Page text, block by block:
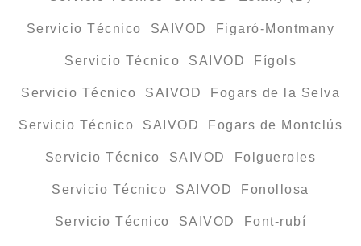
Servicio Técnico SAIVOD Figaró-Montmany
Servicio Técnico SAIVOD Fígols
Servicio Técnico SAIVOD Fogars de la Selva
Servicio Técnico SAIVOD Fogars de Montclús
Servicio Técnico SAIVOD Folgueroles
Servicio Técnico SAIVOD Fonollosa
Servicio Técnico SAIVOD Font-rubí